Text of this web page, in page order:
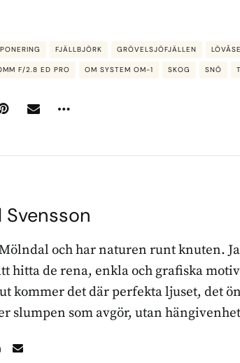
FJÄLLBJÖRK GRÖVELSJÖFJÄLLEN
F/2.8 ED PRO OM SYSTEM OM-1 SKOG SNÖ
Svensson
och har naturen runt knuten.
hitta de rena, enkla och grafiska
kommer det där perfekta ljuset, det
slumpen som avgör, utan